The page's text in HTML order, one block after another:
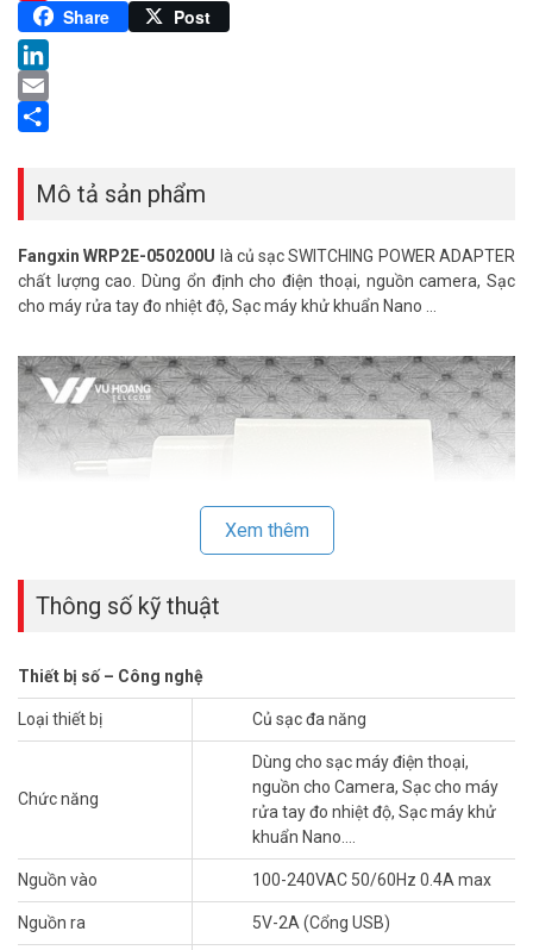
Pinterest
Share Post
LinkedIn
Email
Mô tả sản phẩm
Fangxin WRP2E-050200U là củ sạc SWITCHING POWER ADAPTER
chất lượng cao. Dùng ổn định cho điện thoại, nguồn camera, Sạc
cho máy rửa tay đo nhiệt độ, Sạc máy khử khuẩn Nano …
Được thiết kế siêu nhỏ gọn, tinh tế,Adapter WRP2E-050200U
bạn có thể mang đến bất cứ nơi đâu. Chất liệu cao cấp cùng màu
trắng nổi bật mang đến sự sang trọng và độ bền bỉ cùng với thời
gian.
Xem thêm
Thông số kỹ thuật
Thiết bị số – Công nghệ
Loại thiết bị Củ sạc đa năng
Chức năng
Dùng cho sạc máy điện thoại,
nguồn cho Camera, Sạc cho máy
rửa tay đo nhiệt độ, Sạc máy khử
khuẩn Nano….
Nguồn vào 100-240VAC 50/60Hz 0.4A max
Nguồn ra 5V-2A (Cổng USB)